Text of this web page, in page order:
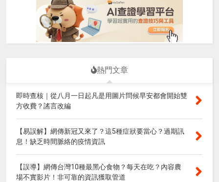
熱門文章
即時查核｜從八月一日起凡是用圖片問候早安都會開始雙
方收費？謠言改編
【易誤解】網傳新冠又來了？這5種症狀要當心？過期訊
息！缺乏時間脈絡的疫情資訊
【誤導】網傳台灣10種最黑心食物？每天在吃？內容農
場不實影片！非可靠的資訊獲取管道